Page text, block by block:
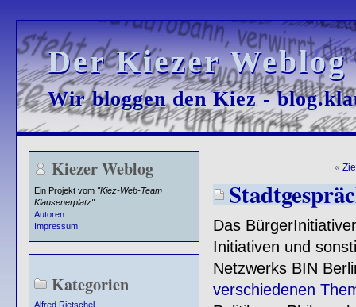
Der Kiezer
Der Kiezer
Wir bloggen den Kiez -
Wir bloggen den Kiez -
Kiezer Weblog
Ein Projekt vom "Kiez-Web-Team
Klausenerplatz".
Autoren
Impressum
Kategorien
Alfred Rietschel
«
Das
Initiativen und
Netzwerks BIN
verschiedenen